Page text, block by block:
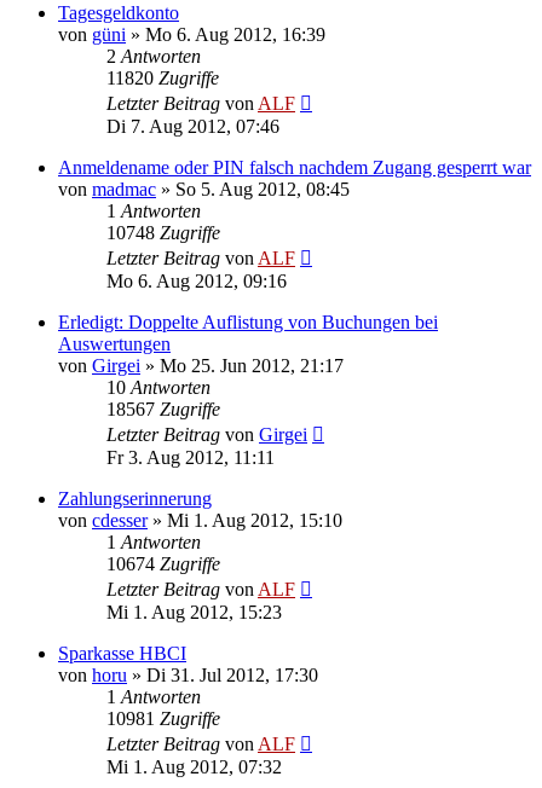
Tagesgeldkonto
von güni » Mo 6. Aug 2012, 16:39
2 Antworten
11820 Zugriffe
Letzter Beitrag von ALF
Di 7. Aug 2012, 07:46
Anmeldename oder PIN falsch nachdem Zugang gesperrt war
von madmac » So 5. Aug 2012, 08:45
1 Antworten
10748 Zugriffe
Letzter Beitrag von ALF
Mo 6. Aug 2012, 09:16
Erledigt: Doppelte Auflistung von Buchungen bei
Auswertungen
von Girgei » Mo 25. Jun 2012, 21:17
10 Antworten
18567 Zugriffe
Letzter Beitrag von Girgei
Fr 3. Aug 2012, 11:11
Zahlungserinnerung
von cdesser» Mi 1. Aug 2012, 15:10
1 Antworten
10674 Zugriffe
Letzter Beitrag von ALF
Mi 1. Aug 2012, 15:23
Sparkasse HBCI
von horu » Di 31. Jul 2012, 17:30
1 Antworten
10981 Zugriffe
Letzter Beitrag von ALF
Mi 1. Aug 2012, 07:32